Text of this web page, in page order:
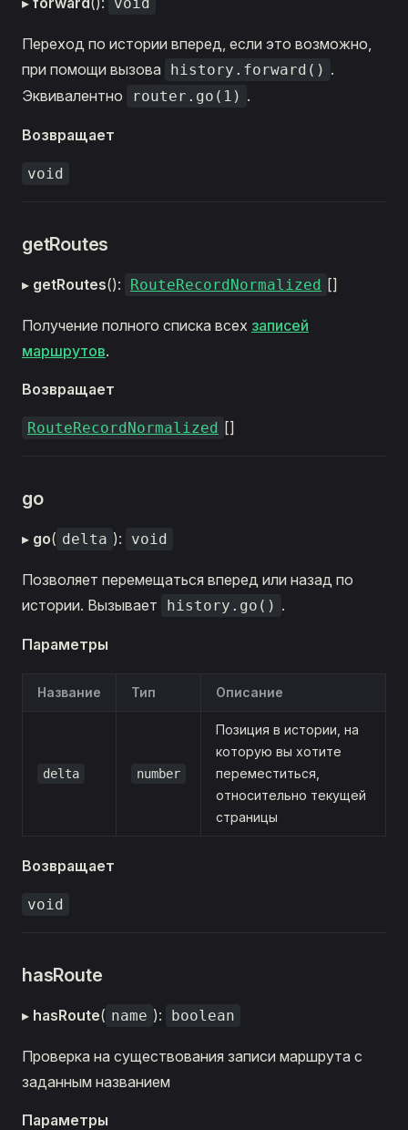
Переход по истории вперед, если это возможно,
при помощи вызова
history.forward() .
Эквивалентно
router.go(1) .
Возвращает
void
getRoutes
▸ getRoutes(): RouteRecordNormalized []
Получение полного списка всех записей
маршрутов.
Возвращает
RouteRecordNormalized []
go
▸ go( delta ): void
Позволяет перемещаться вперед или назад по
истории. Вызывает
history.go() .
Параметры
Название Тип Описание
delta number
Позиция в истории, на
которую вы хотите
переместиться,
относительно текущей
страницы
Возвращает
void
hasRoute
▸ hasRoute( name ): boolean
Проверка на существования записи маршрута с
заданным названием
Параметры